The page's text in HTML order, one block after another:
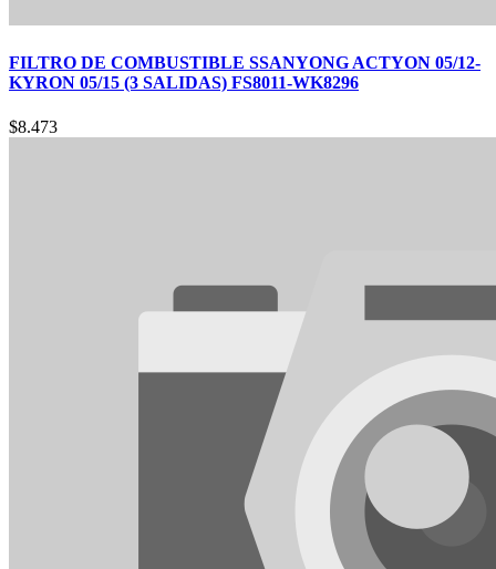
FILTRO DE COMBUSTIBLE SSANYONG ACTYON 05/12-
KYRON 05/15 (3 SALIDAS) FS8011-WK8296
$8.473